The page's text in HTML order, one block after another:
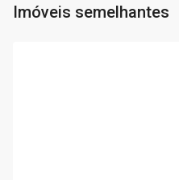
Imóveis semelhantes